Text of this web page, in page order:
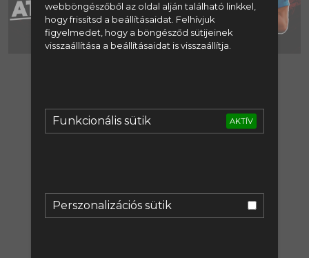
webböngészőből az oldal alján található linkkel,
hogy frissítsd a beállításaidat. Felhívjuk
figyelmedet, hogy a böngésződ sütijeinek
visszaállítása a beállításaidat is visszaállítja.
Funkcionális sütik AKTÍV
Perszonalizációs sütik
Regisztráció
Bejelentkezés